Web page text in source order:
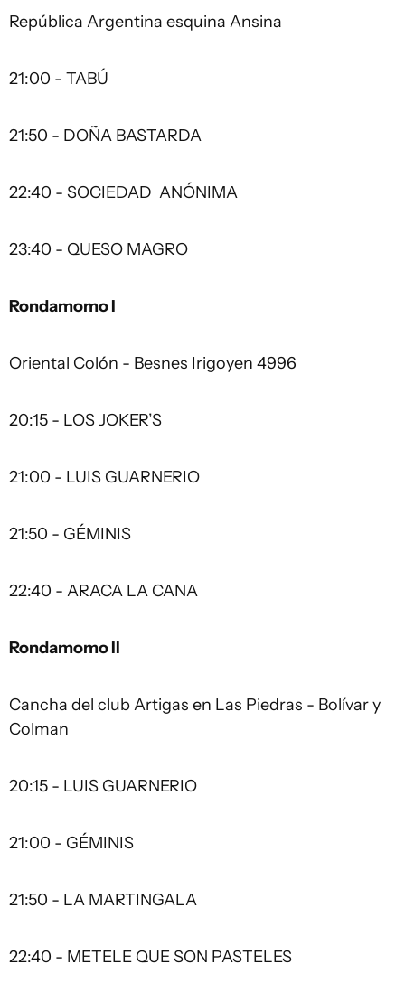
República Argentina esquina Ansina
21:00 - TABÚ
21:50 - DOÑA BASTARDA
22:40 - SOCIEDAD ANÓNIMA
23:40 - QUESO MAGRO
Rondamomo I
Oriental Colón - Besnes Irigoyen 4996
20:15 - LOS JOKER’S
21:00 - LUIS GUARNERIO
21:50 - GÉMINIS
22:40 - ARACA LA CANA
Rondamomo II
Cancha del club Artigas en Las Piedras - Bolívar y
Colman
20:15 - LUIS GUARNERIO
21:00 - GÉMINIS
21:50 - LA MARTINGALA
22:40 - METELE QUE SON PASTELES